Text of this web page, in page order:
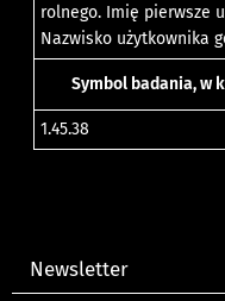
rolnego. Imię pierwsze
Nazwisko użytkownika
Symbol badania, w
1.45.38
Newsletter